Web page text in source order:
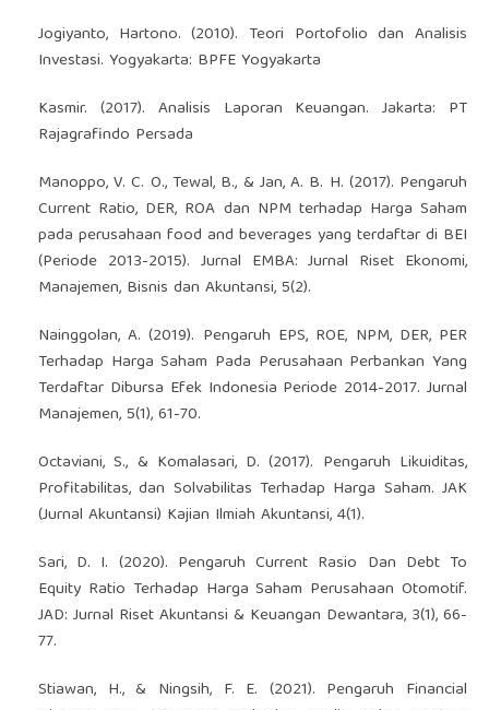
Jogiyanto, Hartono. (2010). Teori Portofolio dan Analisis
Investasi. Yogyakarta: BPFE Yogyakarta
Kasmir. (2017). Analisis Laporan Keuangan. Jakarta: PT
Rajagrafindo Persada
Manoppo, V. C. O., Tewal, B., & Jan, A. B. H. (2017). Pengaruh
Current Ratio, DER, ROA dan NPM terhadap Harga Saham
pada perusahaan food and beverages yang terdaftar di BEI
(Periode 2013-2015). Jurnal EMBA: Jurnal Riset Ekonomi,
Manajemen, Bisnis dan Akuntansi, 5(2).
Nainggolan, A. (2019). Pengaruh EPS, ROE, NPM, DER, PER
Terhadap Harga Saham Pada Perusahaan Perbankan Yang
Terdaftar Dibursa Efek Indonesia Periode 2014-2017. Jurnal
Manajemen, 5(1), 61-70.
Octaviani, S., & Komalasari, D. (2017). Pengaruh Likuiditas,
Profitabilitas, dan Solvabilitas Terhadap Harga Saham. JAK
(Jurnal Akuntansi) Kajian Ilmiah Akuntansi, 4(1).
Sari, D. I. (2020). Pengaruh Current Rasio Dan Debt To
Equity Ratio Terhadap Harga Saham Perusahaan Otomotif.
JAD: Jurnal Riset Akuntansi & Keuangan Dewantara, 3(1), 66-
77.
Stiawan, H., & Ningsih, F. E. (2021). Pengaruh Financial